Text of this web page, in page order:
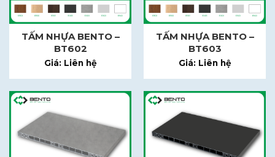
TẤM NHỰA BENTO –
BT602
Giá: Liên hệ
TẤM NHỰA BENTO –
BT603
Giá: Liên hệ